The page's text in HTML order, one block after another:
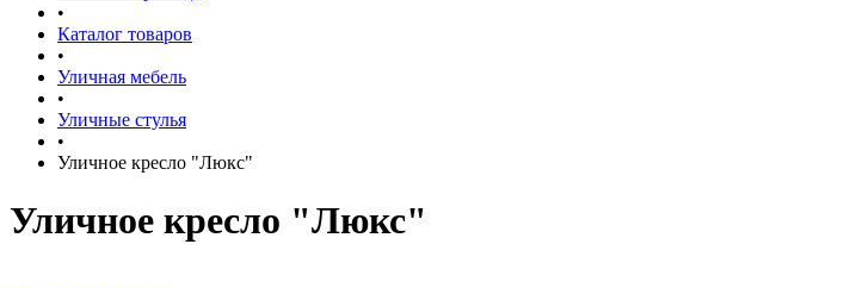
•
Каталог товаров
•
Уличная мебель
•
Уличные стулья
•
Уличное кресло "Люкс"
Уличное кресло "Люкс"